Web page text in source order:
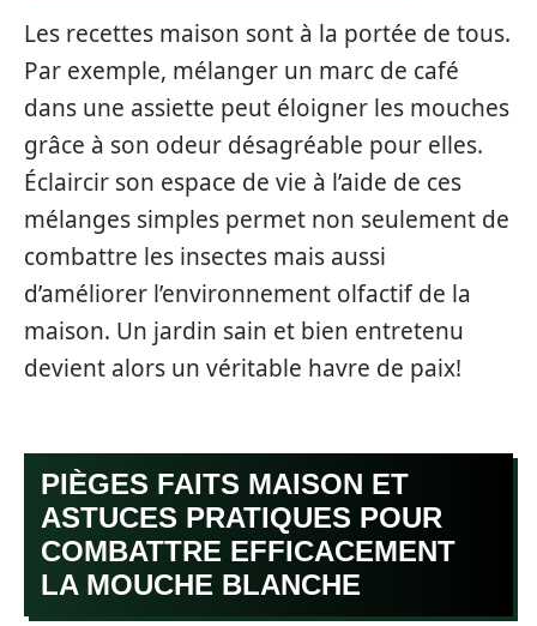
Les recettes maison sont à la portée de tous.
Par exemple, mélanger un marc de café
dans une assiette peut éloigner les mouches
grâce à son odeur désagréable pour elles.
Éclaircir son espace de vie à l’aide de ces
mélanges simples permet non seulement de
combattre les insectes mais aussi
d’améliorer l’environnement olfactif de la
maison. Un jardin sain et bien entretenu
devient alors un véritable havre de paix!
PIÈGES FAITS MAISON ET
ASTUCES PRATIQUES POUR
COMBATTRE EFFICACEMENT
LA MOUCHE BLANCHE